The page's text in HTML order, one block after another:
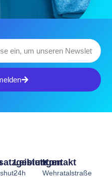
Leistungen
24h
Kontakt
Wehratalstraße